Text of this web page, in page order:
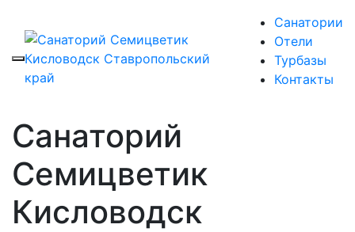
Санатории
Отели
Турбазы
Контакты
Санаторий
Семицветик
Кисловодск